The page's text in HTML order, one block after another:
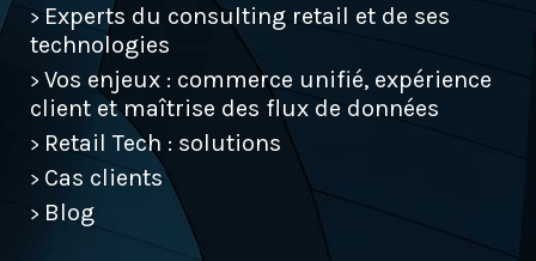
contact@cod4is.com
+33(0) 1 40 70 07 77
> Experts du consulting retail et de ses
technologies
> Vos enjeux : commerce unifié, expérience
client et maîtrise des flux de données
> Retail Tech : solutions
> Cas clients
> Blog